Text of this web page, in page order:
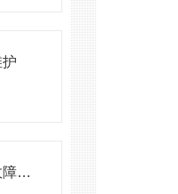
上海吸料风机是使用出现的故障解析